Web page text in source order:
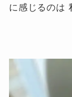
に感じるのは